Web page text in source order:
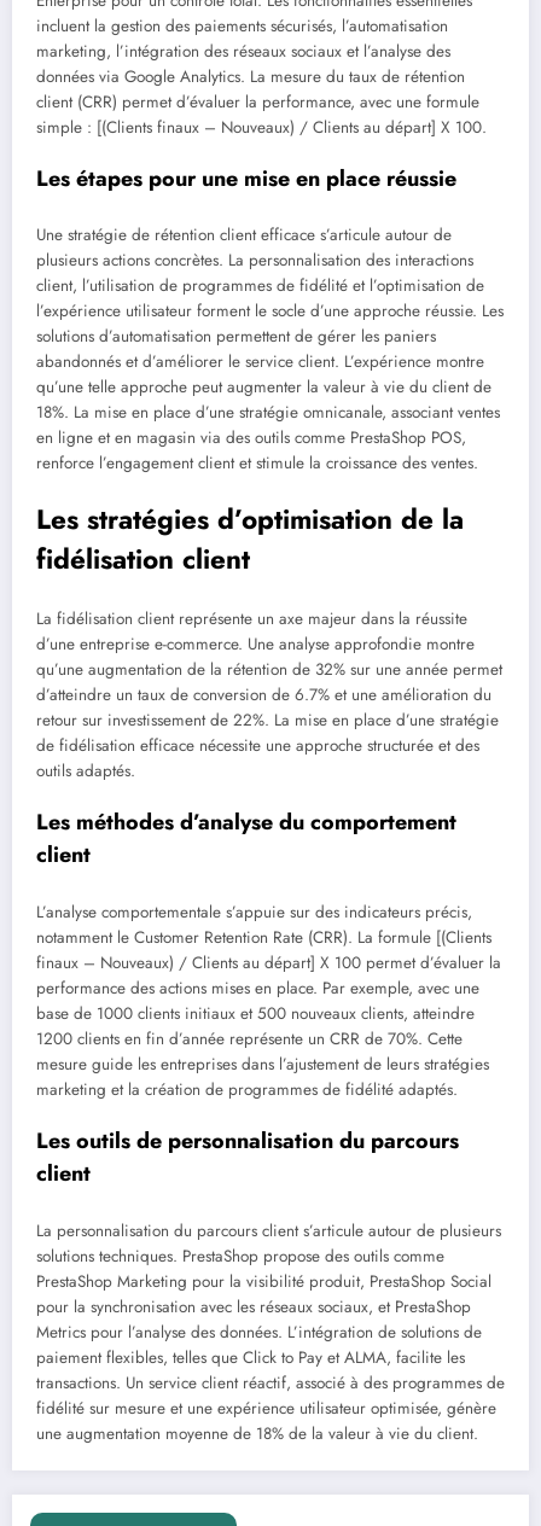
incluent la gestion des paiements sécurisés, l’automatisation
marketing, l’intégration des réseaux sociaux et l’analyse des
données via Google Analytics. La mesure du taux de rétention
client (CRR) permet d’évaluer la performance, avec une formule
simple : [(Clients finaux – Nouveaux) / Clients au départ] X 100.
Les étapes pour une mise en place réussie
Une stratégie de rétention client efficace s’articule autour de
plusieurs actions concrètes. La personnalisation des interactions
client, l’utilisation de programmes de fidélité et l’optimisation de
l’expérience utilisateur forment le socle d’une approche réussie. Les
solutions d’automatisation permettent de gérer les paniers
abandonnés et d’améliorer le service client. L’expérience montre
qu’une telle approche peut augmenter la valeur à vie du client de
18%. La mise en place d’une stratégie omnicanale, associant ventes
en ligne et en magasin via des outils comme PrestaShop POS,
renforce l’engagement client et stimule la croissance des ventes.
Les stratégies d’optimisation de la
fidélisation client
La fidélisation client représente un axe majeur dans la réussite
d’une entreprise e-commerce. Une analyse approfondie montre
qu’une augmentation de la rétention de 32% sur une année permet
d’atteindre un taux de conversion de 6.7% et une amélioration du
retour sur investissement de 22%. La mise en place d’une stratégie
de fidélisation efficace nécessite une approche structurée et des
outils adaptés.
Les méthodes d’analyse du comportement
client
L’analyse comportementale s’appuie sur des indicateurs précis,
notamment le Customer Retention Rate (CRR). La formule [(Clients
finaux – Nouveaux) / Clients au départ] X 100 permet d’évaluer la
performance des actions mises en place. Par exemple, avec une
base de 1000 clients initiaux et 500 nouveaux clients, atteindre
1200 clients en fin d’année représente un CRR de 70%. Cette
mesure guide les entreprises dans l’ajustement de leurs stratégies
marketing et la création de programmes de fidélité adaptés.
Les outils de personnalisation du parcours
client
La personnalisation du parcours client s’articule autour de plusieurs
solutions techniques. PrestaShop propose des outils comme
PrestaShop Marketing pour la visibilité produit, PrestaShop Social
pour la synchronisation avec les réseaux sociaux, et PrestaShop
Metrics pour l’analyse des données. L’intégration de solutions de
paiement flexibles, telles que Click to Pay et ALMA, facilite les
transactions. Un service client réactif, associé à des programmes de
fidélité sur mesure et une expérience utilisateur optimisée, génère
une augmentation moyenne de 18% de la valeur à vie du client.